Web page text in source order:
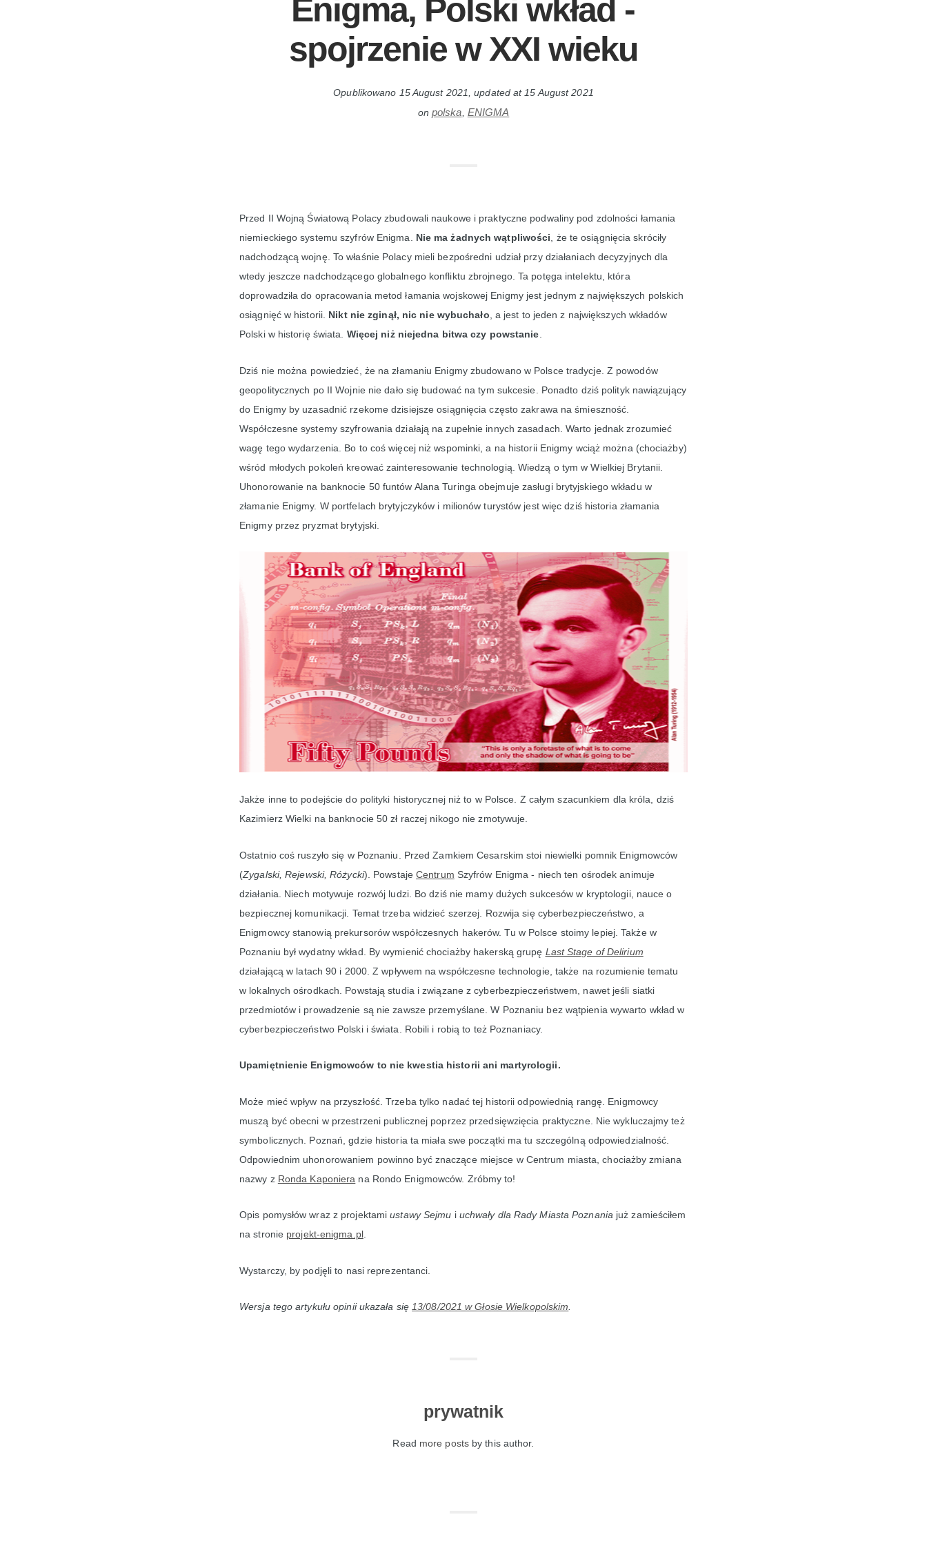
Enigma, Polski wkład -
spojrzenie w XXI wieku
Opublikowano 15 August 2021 , updated at 15 August 2021
on polska ENIGMA
Przed II Wojną Światową Polacy zbudowali naukowe i praktyczne podwaliny pod zdolności łamania
niemieckiego systemu szyfrów Enigma. Nie ma żadnych wątpliwości , że te osiągnięcia skróciły
nadchodzącą wojnę. To właśnie Polacy mieli bezpośredni udział przy działaniach decyzyjnych dla
wtedy jeszcze nadchodzącego globalnego konfliktu zbrojnego. Ta potęga intelektu, która
doprowadziła do opracowania metod łamania wojskowej Enigmy jest jednym z największych polskich
osiągnięć w historii. Nikt nie zginął, nic nie wybuchało , a jest to jeden z największych wkładów
Polski w historię świata. Więcej niż niejedna bitwa czy powstanie
Dziś nie można powiedzieć, że na złamaniu Enigmy zbudowano w Polsce tradycje. Z powodów
geopolitycznych po II Wojnie nie dało się budować na tym sukcesie. Ponadto dziś polityk nawiązujący
do Enigmy by uzasadnić rzekome dzisiejsze osiągnięcia często zakrawa na śmieszność.
Współczesne systemy szyfrowania działają na zupełnie innych zasadach. Warto jednak zrozumieć
wagę tego wydarzenia. Bo to coś więcej niż wspominki, a na historii Enigmy wciąż można (chociażby)
wśród młodych pokoleń kreować zainteresowanie technologią. Wiedzą o tym w Wielkiej Brytanii.
Uhonorowanie na banknocie 50 funtów Alana Turinga obejmuje zasługi brytyjskiego wkładu w
złamanie Enigmy. W portfelach brytyjczyków i milionów turystów jest więc dziś historia złamania
Enigmy przez pryzmat brytyjski.
Jakże inne to podejście do polityki historycznej niż to w Polsce. Z całym szacunkiem dla króla, dziś
Kazimierz Wielki na banknocie 50 zł raczej nikogo nie zmotywuje.
Ostatnio coś ruszyło się w Poznaniu. Przed Zamkiem Cesarskim stoi niewielki pomnik Enigmowców
(Zygalski, Rejewski, Różycki). PowstajeCentrum Szyfrów Enigma - niech ten ośrodek animuje
działania. Niech motywuje rozwój ludzi. Bo dziś nie mamy dużych sukcesów w kryptologii, nauce o
bezpiecznej komunikacji. Temat trzeba widzieć szerzej. Rozwija się cyberbezpieczeństwo, a
Enigmowcy stanowią prekursorów współczesnych hakerów. Tu w Polsce stoimy lepiej. Także w
Poznaniu był wydatny wkład. By wymienić chociażby hakerską grupę Last Stage of Delirium
działającą w latach 90 i 2000. Z wpływem na współczesne technologie, także na rozumienie tematu
w lokalnych ośrodkach. Powstają studia i związane z cyberbezpieczeństwem, nawet jeśli siatki
przedmiotów i prowadzenie są nie zawsze przemyślane. W Poznaniu bez wątpienia wywarto wkład w
cyberbezpieczeństwo Polski i świata. Robili i robią to też Poznaniacy.
Upamiętnienie Enigmowców to nie kwestia historii ani martyrologii.
Może mieć wpływ na przyszłość. Trzeba tylko nadać tej historii odpowiednią rangę. Enigmowcy
muszą być obecni w przestrzeni publicznej poprzez przedsięwzięcia praktyczne. Nie wykluczajmy też
symbolicznych. Poznań, gdzie historia ta miała swe początki ma tu szczególną odpowiedzialność.
Odpowiednim uhonorowaniem powinno być znaczące miejsce w Centrum miasta, chociażby zmiana
nazwy z Ronda Kaponiera na Rondo Enigmowców. Zróbmy to!
Opis pomysłów wraz z projektamiustawy Sejmu i uchwały dla Rady Miasta Poznania już zamieściłem
na stronie projekt-enigma.pl.
Wystarczy, by podjęli to nasi reprezentanci.
Wersja tego artykułu opinii ukazała się 13/08/2021 w Głosie Wielkopolskim
prywatnik
Read more postsby this author.